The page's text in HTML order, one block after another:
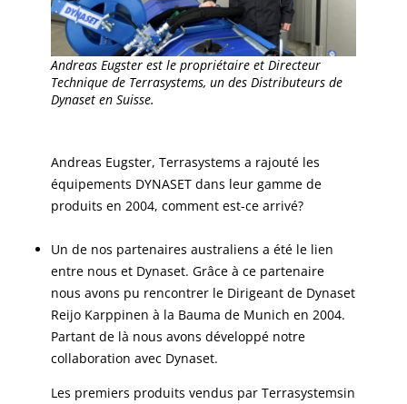
Andreas Eugster est le propriétaire et Directeur
Technique de Terrasystems, un des Distributeurs de
Dynaset en Suisse.
Andreas Eugster, Terrasystems a rajouté les
équipements DYNASET dans leur gamme de
produits en 2004, comment est-ce arrivé?
Un de nos partenaires australiens a été le lien
entre nous et Dynaset. Grâce à ce partenaire
nous avons pu rencontrer le Dirigeant de Dynaset
Reijo Karppinen à la Bauma de Munich en 2004.
Partant de là nous avons développé notre
collaboration avec Dynaset.
Les premiers produits vendus par Terrasystemsin